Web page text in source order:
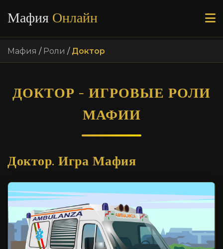
Мафия Онлайн
Мафия / Роли / Доктор
ДОКТОР - ИГРОВЫЕ РОЛИ
МАФИИ
Доктор. Игра Мафия